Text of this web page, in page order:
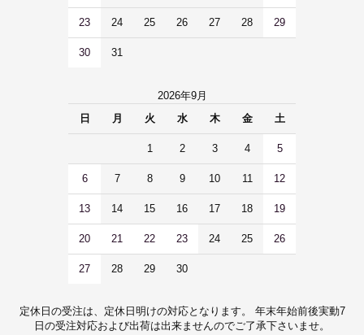
23 24 25 26 27 28 29
30 31
2026年9月
日
月 火 水 木 金 土
1 2 3 4 5
6 7 8 9 10 11 12
13 14 15 16 17 18 19
20 21 22 23 24 25 26
27 28 29 30
定休日の受注は、定休日明けの対応となります。 年末年始前後実動7
日の受注対応および出荷は出来ませんのでご了承下さいませ。